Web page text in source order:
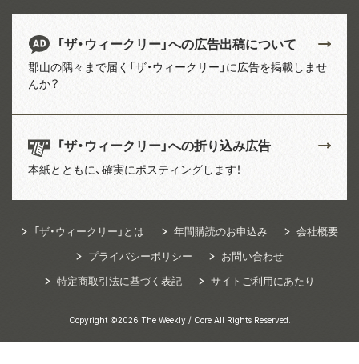
「ザ・ウィークリー」への広告出稿について
郡山の隅々まで届く「ザ・ウィークリー」に広告を掲載しませ
んか？
「ザ・ウィークリー」への折り込み広告
本紙とともに、確実にポスティングします！
「ザ・ウィークリー」とは 年間購読のお申込み
会社概要
プライバシーポリシー
お問い合わせ
特定商取引法に基づく表記
サイトご利用にあたり
Copyright ©2026 The Weekly / Core All Rights Reserved.